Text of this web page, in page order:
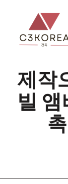
제작
빌